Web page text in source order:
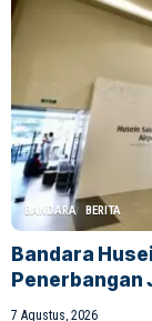
BANDARA BERITA
Bandara
Penerbangan
7 Agustus, 2026